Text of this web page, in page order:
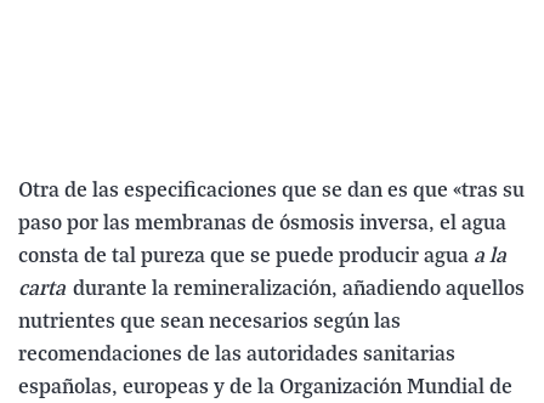
Otra de las especificaciones que se dan es que «tras su
paso por las membranas de ósmosis inversa, el agua
consta de tal pureza que se puede producir agua a la
carta durante la remineralización, añadiendo aquellos
nutrientes que sean necesarios según las
recomendaciones de las autoridades sanitarias
españolas, europeas y de la Organización Mundial de